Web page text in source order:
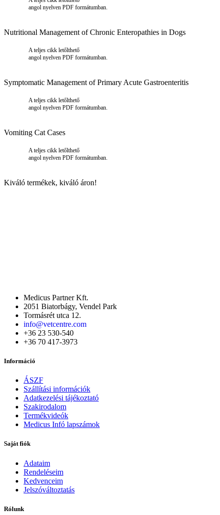
angol nyelven PDF formátumban.
Nutritional Management of Chronic Enteropathies in Dogs
A teljes cikk letőlthető
angol nyelven PDF formátumban.
Symptomatic Management of Primary Acute Gastroenteritis
A teljes cikk letőlthető
angol nyelven PDF formátumban.
Vomiting Cat Cases
A teljes cikk letőlthető
angol nyelven PDF formátumban.
Kiváló termékek, kiváló áron!
Medicus Partner Kft.
2051 Biatorbágy, Vendel Park
Tormásrét utca 12.
info@vetcentre.com
+36 23 530-540
+36 70 417-3973
Információ
ÁSZF
Szállítási információk
Adatkezelési tájékoztató
Szakirodalom
Termékvideók
Medicus Infó lapszámok
Saját fiók
Adataim
Rendeléseim
Kedvenceim
Jelszóváltoztatás
Rólunk